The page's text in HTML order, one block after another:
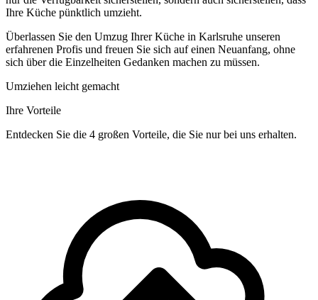
Ihre Küche pünktlich umzieht.
Überlassen Sie den Umzug Ihrer Küche in Karlsruhe unseren
erfahrenen Profis und freuen Sie sich auf einen Neuanfang, ohne
sich über die Einzelheiten Gedanken machen zu müssen.
Umziehen leicht gemacht
Ihre Vorteile
Entdecken Sie die 4 großen Vorteile, die Sie nur bei uns erhalten.